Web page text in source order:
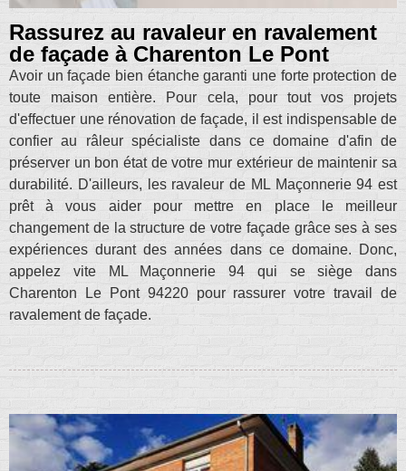
Rassurez au ravaleur en ravalement
de façade à Charenton Le Pont
Avoir un façade bien étanche garanti une forte protection de
toute maison entière. Pour cela, pour tout vos projets
d'effectuer une rénovation de façade, il est indispensable de
confier au râleur spécialiste dans ce domaine d'afin de
préserver un bon état de votre mur extérieur de maintenir sa
durabilité. D'ailleurs, les ravaleur de ML Maçonnerie 94 est
prêt à vous aider pour mettre en place le meilleur
changement de la structure de votre façade grâce ses à ses
expériences durant des années dans ce domaine. Donc,
appelez vite ML Maçonnerie 94 qui se siège dans
Charenton Le Pont 94220 pour rassurer votre travail de
ravalement de façade.